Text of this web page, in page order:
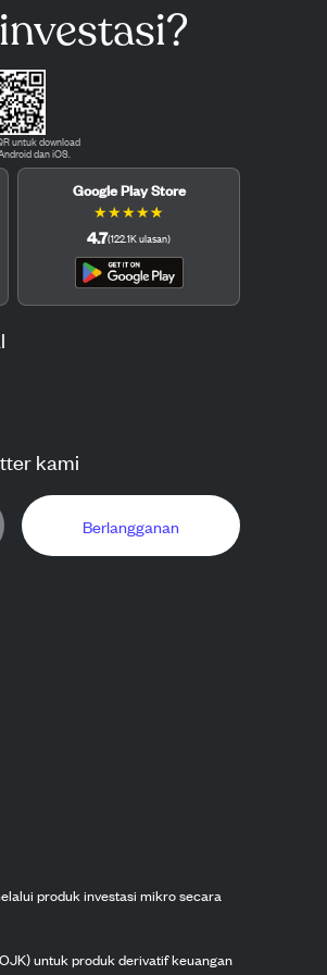
untuk download
dan iOS.
Google Play Store
★★★★★
4.7(122.1Kulasan)
kami
Berlangganan
produk investasi mikro secara
untuk produk derivatif keuangan